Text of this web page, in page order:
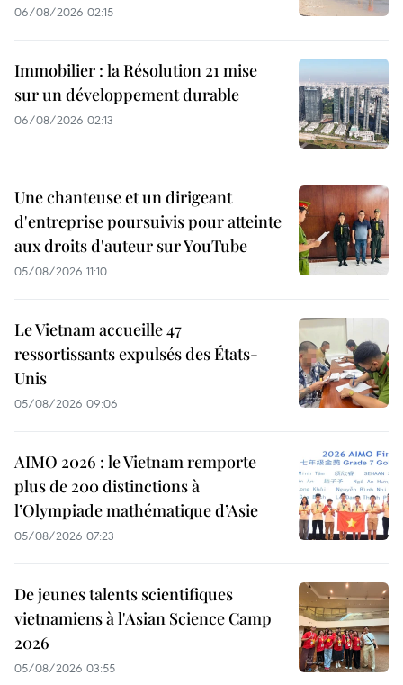
06/08/2026 02:15
Immobilier : la Résolution 21 mise
sur un développement durable
06/08/2026 02:13
Une chanteuse et un dirigeant
d'entreprise poursuivis pour atteinte
aux droits d'auteur sur YouTube
05/08/2026 11:10
Le Vietnam accueille 47
ressortissants expulsés des États-
Unis
05/08/2026 09:06
AIMO 2026 : le Vietnam remporte
plus de 200 distinctions à
l’Olympiade mathématique d’Asie
05/08/2026 07:23
De jeunes talents scientifiques
vietnamiens à l'Asian Science Camp
2026
05/08/2026 03:55